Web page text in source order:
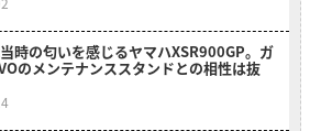
時の匂いを感じるヤマハXSR900GP。ガ
のメンテナンススタンドとの相性は抜